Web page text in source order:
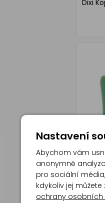
Dixi
Dixi
Nastavení
Abychom vám
anonymně
pro sociální
kdykoliv jej
ochrany osobních